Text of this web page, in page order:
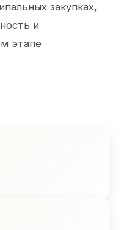
закупках,
и
этапе